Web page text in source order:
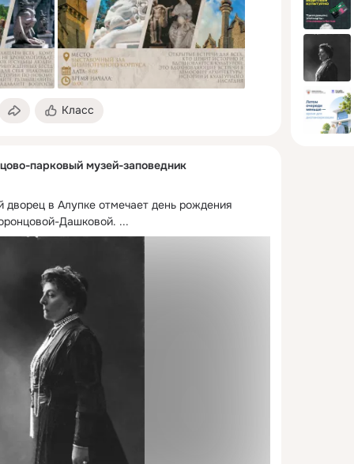
Класс
парковый музей-заповедник
дворец в Алупке отмечает день рождения
Дашковой. ...